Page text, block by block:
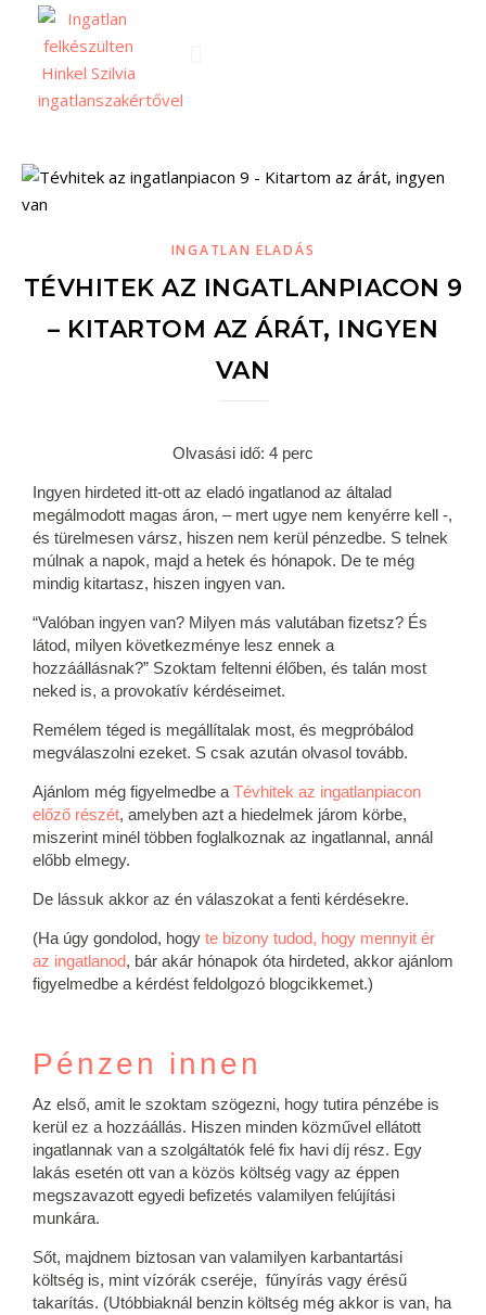
INGATLAN ELADÁS
TÉVHITEK AZ INGATLANPIACON 9
– KITARTOM AZ ÁRÁT, INGYEN
VAN
Olvasási idő: 4 perc
Ingyen hirdeted itt-ott az eladó ingatlanod az általad
megálmodott magas áron, – mert ugye nem kenyérre kell -,
és türelmesen vársz, hiszen nem kerül pénzedbe. S telnek
múlnak a napok, majd a hetek és hónapok. De te még
mindig kitartasz, hiszen ingyen van.
“Valóban ingyen van? Milyen más valutában fizetsz? És
látod, milyen következménye lesz ennek a
hozzáállásnak?” Szoktam feltenni élőben, és talán most
neked is, a provokatív kérdéseimet.
Remélem téged is megállítalak most, és megpróbálod
megválaszolni ezeket. S csak azután olvasol tovább.
Ajánlom még figyelmedbe a Tévhitek az ingatlanpiacon
előző részét, amelyben azt a hiedelmek járom körbe,
miszerint minél többen foglalkoznak az ingatlannal, annál
előbb elmegy.
De lássuk akkor az én válaszokat a fenti kérdésekre.
(Ha úgy gondolod, hogy te bizony tudod, hogy mennyit ér
az ingatlanod, bár akár hónapok óta hirdeted, akkor ajánlom
figyelmedbe a kérdést feldolgozó blogcikkemet.)
Pénzen innen
Az első, amit le szoktam szögezni, hogy tutira pénzébe is
kerül ez a hozzáállás. Hiszen minden közművel ellátott
ingatlannak van a szolgáltatók felé fix havi díj rész. Egy
lakás esetén ott van a közös költség vagy az éppen
megszavazott egyedi befizetés valamilyen felújítási
munkára.
Sőt, majdnem biztosan van valamilyen karbantartási
költség is, mint vízórák cseréje, fűnyírás vagy érésű
takarítás. (Utóbbiaknál benzin költség még akkor is van, ha